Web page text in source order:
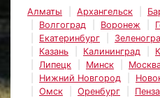
Алматы Архангельск
Волгоград
Воронеж
Екатеринбург
Казань
Калининград
Липецк
Минск
Нижний Новгород
Омск
Оренбург Пенза